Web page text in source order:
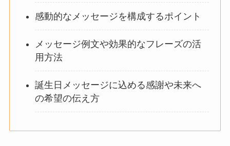
感動的なメッセージを構成するポイント
メッセージ例文や効果的なフレーズの活
用方法
誕生日メッセージに込める感謝や未来へ
の希望の伝え方